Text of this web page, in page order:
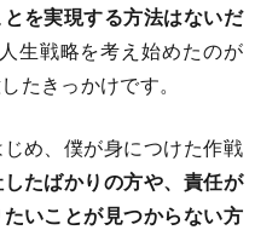
を実現する方法はないだ
生戦略を考え始めたのが
たきっかけです。
め、僕が身につけた作戦
したばかりの方や、責任が
いことが見つからない方